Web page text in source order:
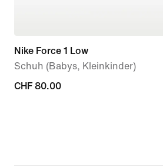
Nike Force 1 Low
Schuh (Babys, Kleinkinder)
CHF 80.00
CHF 80.00